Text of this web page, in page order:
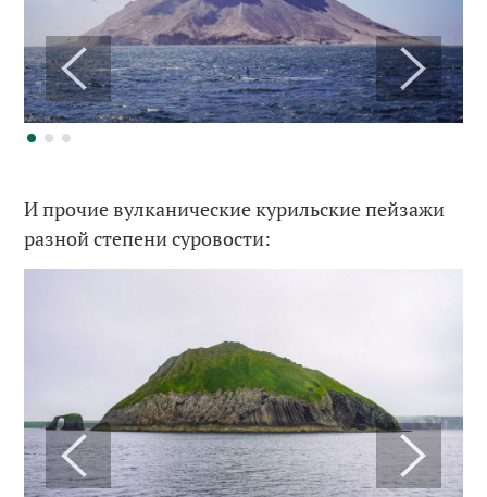
И прочие вулканические курильские пейзажи
разной степени суровости: